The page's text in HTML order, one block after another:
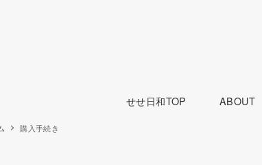
せせ日和TOP ABOUT
購入手続き